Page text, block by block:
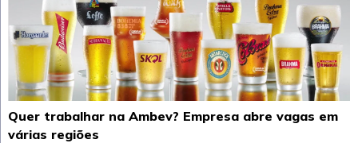
Quer trabalhar na Ambev? Empresa abre vagas em
várias regiões